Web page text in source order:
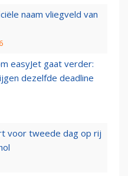
naam vliegveld van
easyJet gaat verder:
dezelfde deadline
voor tweede dag op rij